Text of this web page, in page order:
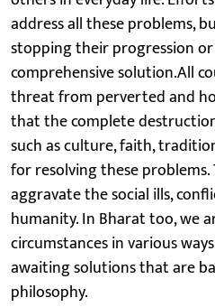
address all these problems,
stopping their progression
comprehensive solution.All
threat from perverted and
that the complete
such as culture, faith,
for resolving these problems.
aggravate the social ills,
humanity. In Bharat too, we
circumstances in various
awaiting solutions that are
philosophy.